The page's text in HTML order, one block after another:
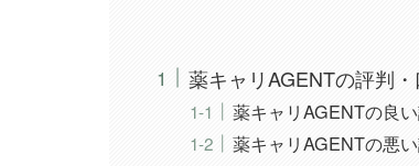
薬キャリAGENTの評判
薬キャリAGENTの良
薬キャリAGENTの悪